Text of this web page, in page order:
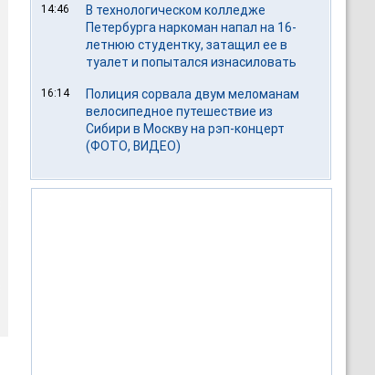
14:46
В технологическом колледже
Петербурга наркоман напал на 16-
летнюю студентку, затащил ее в
туалет и попытался изнасиловать
16:14
Полиция сорвала двум меломанам
велосипедное путешествие из
Сибири в Москву на рэп-концерт
(ФОТО, ВИДЕО)